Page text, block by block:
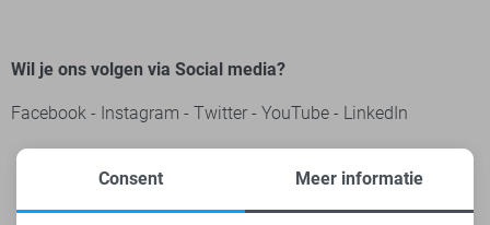
Wil je ons volgen via Social media?
Facebook - Instagram - Twitter - YouTube - LinkedIn
Consent Meer informatie